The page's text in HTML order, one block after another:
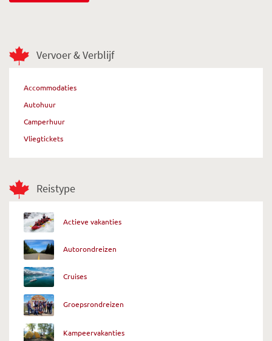
Vervoer & Verblijf
Accommodaties
Autohuur
Camperhuur
Vliegtickets
Reistype
Actieve vakanties
Autorondreizen
Cruises
Groepsrondreizen
Kampeervakanties